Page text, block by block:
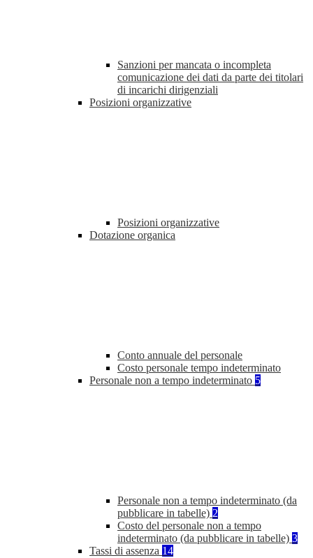
Sanzioni per mancata o incompleta
comunicazione dei dati da parte dei titolari
di incarichi dirigenziali
Posizioni organizzative
Posizioni organizzative
Dotazione organica
Conto annuale del personale
Costo personale tempo indeterminato
Personale non a tempo indeterminato 5
Personale non a tempo indeterminato (da
pubblicare in tabelle) 2
Costo del personale non a tempo
indeterminato (da pubblicare in tabelle) 3
Tassi di assenza 14